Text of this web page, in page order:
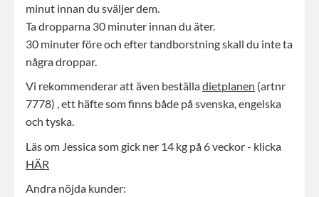
minut innan du sväljer dem.
Ta dropparna 30 minuter innan du äter.
30 minuter före och efter tandborstning skall du inte ta
några droppar.
Vi rekommenderar att även beställadietplanen (artnr
7778) , ett häfte som finns både på svenska, engelska
och tyska.
Läs om Jessica som gick ner 14 kg på 6 veckor - klicka
HÄR
Andra nöjda kunder: